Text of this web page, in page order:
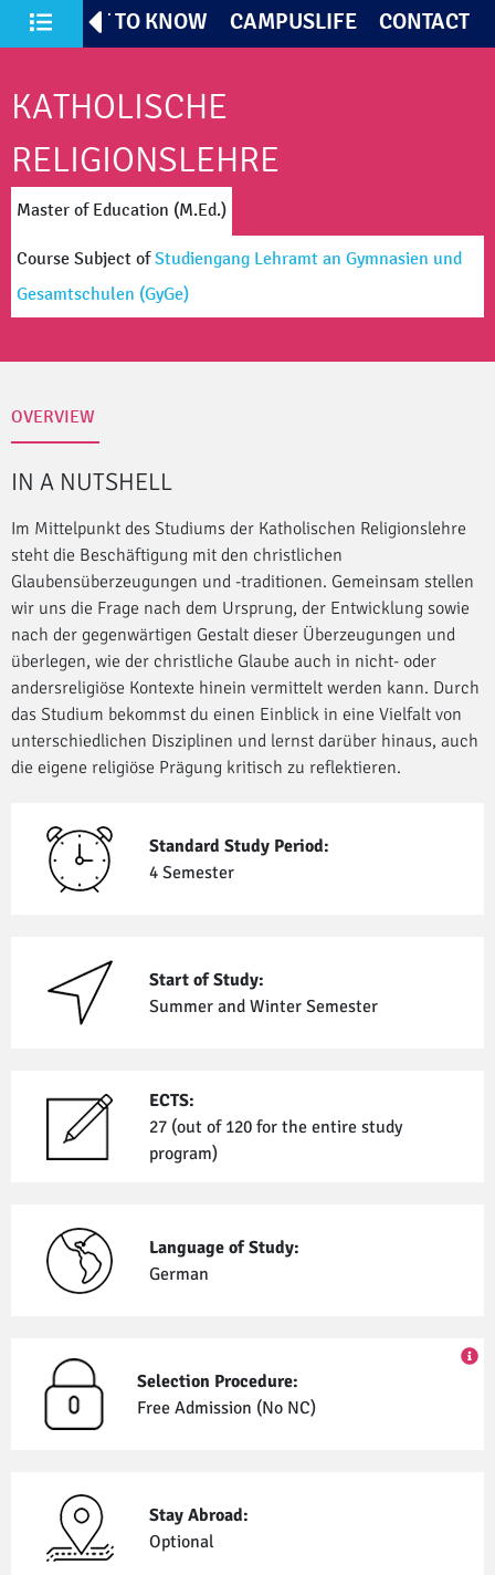
All Courses of Study
GET TO KNOW CAMPUSLIFE CONTACT
KATHOLISCHE
RELIGIONSLEHRE
Master of Education (M.Ed.)
Course Subject ofStudiengang Lehramt an Gymnasien und
Gesamtschulen (GyGe)
OVERVIEW
IN A NUTSHELL
Im Mittelpunkt des Studiums der Katholischen Religionslehre
steht die Beschäftigung mit den christlichen
Glaubensüberzeugungen und -traditionen. Gemeinsam stellen
wir uns die Frage nach dem Ursprung, der Entwicklung sowie
nach der gegenwärtigen Gestalt dieser Überzeugungen und
überlegen, wie der christliche Glaube auch in nicht- oder
andersreligiöse Kontexte hinein vermittelt werden kann. Durch
das Studium bekommst du einen Einblick in eine Vielfalt von
unterschiedlichen Disziplinen und lernst darüber hinaus, auch
die eigene religiöse Prägung kritisch zu reflektieren.
Standard Study Period:
4 Semester
Start of Study:
Summer and Winter Semester
ECTS:
27 (out of 120 for the entire study
program)
Language of Study:
German
Selection Procedure:
Free Admission (No NC)
Stay Abroad:
Optional